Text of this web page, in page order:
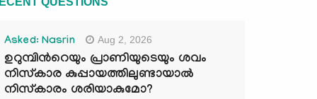
Asked: Nasrin Aug 2, 2026
ഉറുമ്പിന്‍റെയും പ്രാണിയുടെയും ശവം
നിസ്കാര കുപ്പായത്തിലുണ്ടായാൽ
നിസ്കാരം ശരിയാകുമോ?